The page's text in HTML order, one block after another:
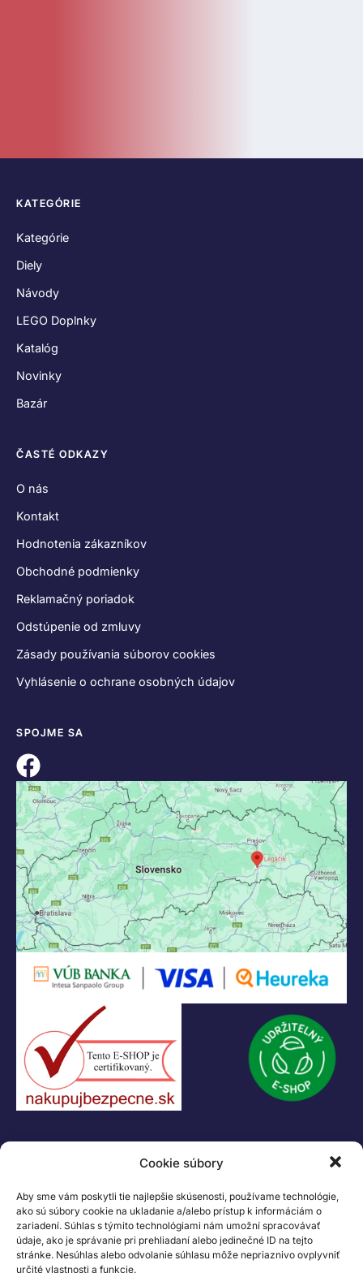
Cookie súbory
Aby sme vám poskytli tie najlepšie skúsenosti, používame technológie,
ako sú súbory cookie na ukladanie a/alebo prístup k informáciám o
zariadení. Súhlas s týmito technológiami nám umožní spracovávať
údaje, ako je správanie pri prehliadaní alebo jedinečné ID na tejto
stránke. Nesúhlas alebo odvolanie súhlasu môže nepriaznivo ovplyvniť
určité vlastnosti a funkcie.
KATEGÓRIE
Kategórie
Diely
Návody
LEGO Doplnky
Katalóg
Novinky
Bazár
ČASTÉ ODKAZY
O nás
Kontakt
Hodnotenia zákazníkov
Obchodné podmienky
Reklamačný poriadok
Odstúpenie od zmluvy
Zásady používania súborov cookies
Vyhlásenie o ochrane osobných údajov
SPOJME SA
+421 907 919 608
legacik@legacik.sk
Legáčik s.r.o
Hrnčiarska 2/A